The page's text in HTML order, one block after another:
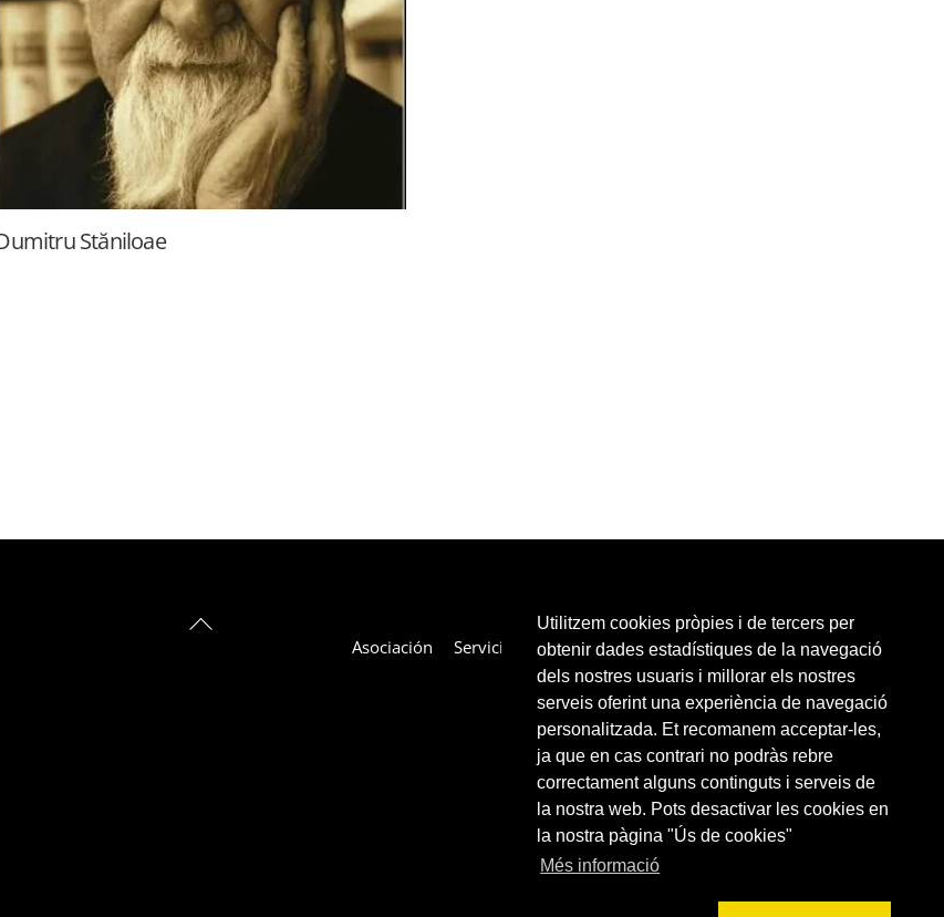
Utilitzem cookies pròpies i de tercers per
obtenir dades estadístiques de la navegació
dels nostres usuaris i millorar els nostres
serveis oferint una experiència de navegació
personalitzada. Et recomanem acceptar-les,
ja que en cas contrari no podràs rebre
correctament alguns continguts i serveis de
la nostra web. Pots desactivar les cookies en
la nostra pàgina "Ús de cookies"
Més informació
Stăniloae
Back
Asociación Servicios Colaboradores Enlaces Contactar